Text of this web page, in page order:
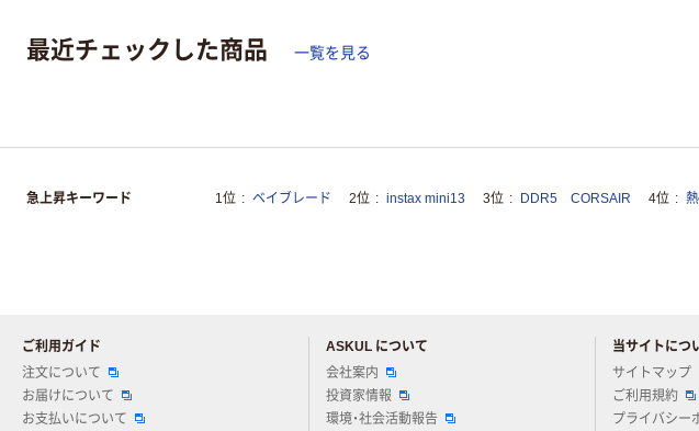
最近チェックした商品 一覧を見る
急上昇キーワード 1位 ベイブレード 2位 instax mini13 3位 DDR5 CORSAIR 4位
ご利用ガイド
注文について
お届けについて
お支払いについて
ASKUL について
会社案内
投資家情報
環境・社会活動報告
当サイトにつ
サイトマップ
ご利用規約
プライバシー